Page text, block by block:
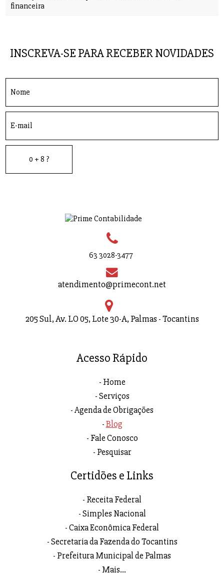
financeira
INSCREVA-SE PARA RECEBER NOVIDADES
63 3028-3477
atendimento@primecont.net
205 Sul, Av. LO 05, Lote 30-A, Palmas - Tocantins
Acesso Rápido
Home
Serviços
Agenda de Obrigações
Blog
Fale Conosco
Pesquisar
Certidões e Links
Receita Federal
Simples Nacional
Caixa Econômica Federal
Secretaria da Fazenda do Tocantins
Prefeitura Municipal de Palmas
Mais...